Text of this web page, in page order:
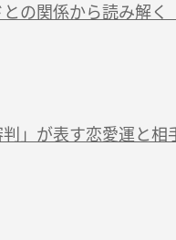
の関係から読み解く
」が表す恋愛運と相